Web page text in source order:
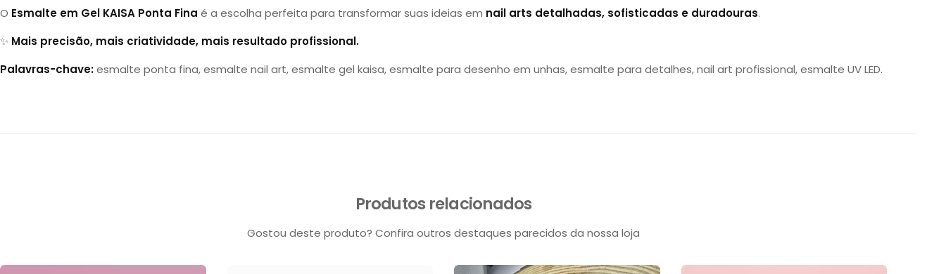
O Esmalte em Gel KAISA Ponta Fina é a escolha perfeita para transformar suas ideias em nail arts detalhadas, sofisticadas e duradouras.
✨ Mais precisão, mais criatividade, mais resultado profissional.
Palavras-chave:esmalte ponta fina, esmalte nail art, esmalte gel kaisa, esmalte para desenho em unhas, esmalte para detalhes, nail art profissional, esmalte UV LED.
Produtos relacionados
Gostou deste produto? Confira outros destaques parecidos da nossa loja